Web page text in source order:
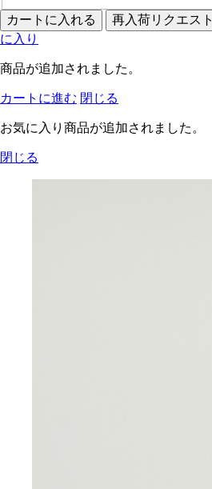
カートに入れる 再入荷リクエスト
に入り
商品が追加されました。
カートに進む 閉じる
お気に入り商品が追加されました。
閉じる